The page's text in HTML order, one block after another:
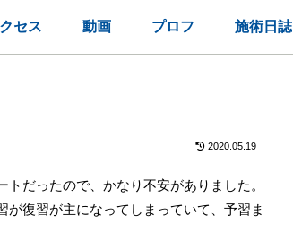
セス 動画 プロフ 施術日誌
2020.05.19
だったので、かなり不安がありました。
復習が主になってしまっていて、予習ま